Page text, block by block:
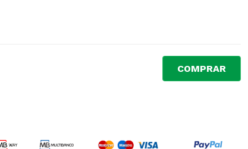
COMPRAR